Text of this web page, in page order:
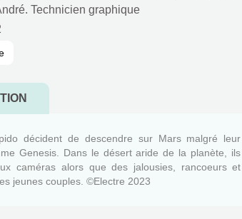
Technicien graphique
décident de descendre sur Mars malgré leur
Genesis. Dans le désert aride de la planète, ils
caméras alors que des jalousies, rancoeurs et
jeunes couples. ©Electre 2023